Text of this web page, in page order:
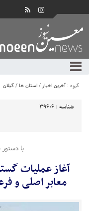
گروه : آخرین اخبار/استان ها/گیلان
شناسه : 39606
با
آغاز عملیات
معابر اصلی و